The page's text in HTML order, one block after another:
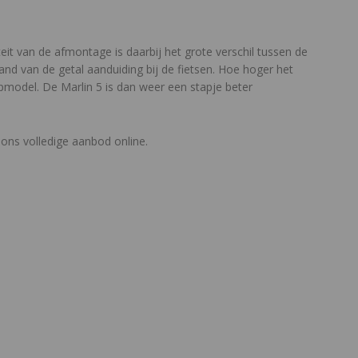
van de afmontage is daarbij het grote verschil tussen de
van de getal aanduiding bij de fietsen. Hoe hoger het
De Marlin 5 is dan weer een stapje beter
volledige aanbod online.